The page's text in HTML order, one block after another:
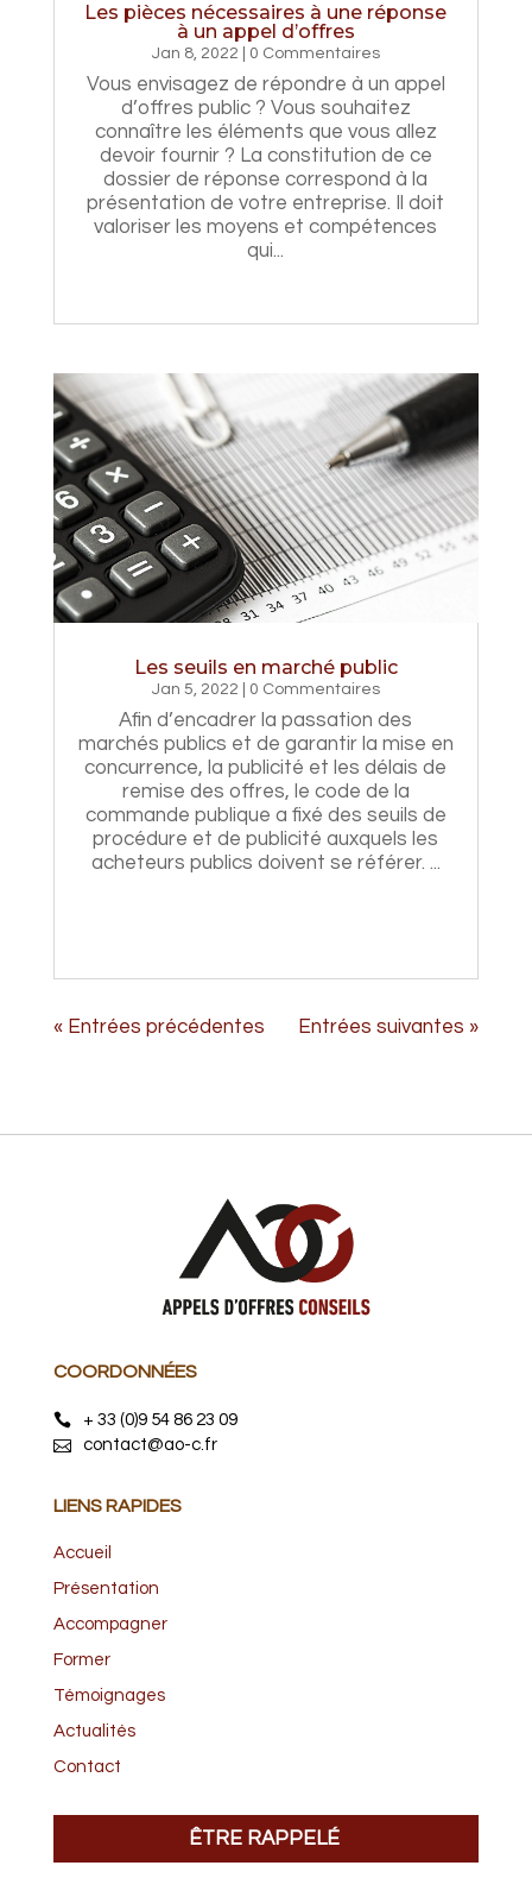
Les pièces nécessaires à une réponse
à un appel d’offres
Jan 8, 2022 | 0 Commentaires
Vous envisagez de répondre à un appel
d’offres public ? Vous souhaitez
connaître les éléments que vous allez
devoir fournir ? La constitution de ce
dossier de réponse correspond à la
présentation de votre entreprise. Il doit
valoriser les moyens et compétences
qui...
Les seuils en marché public
Jan 5, 2022 | 0 Commentaires
Afin d’encadrer la passation des
marchés publics et de garantir la mise en
concurrence, la publicité et les délais de
remise des offres, le code de la
commande publique a fixé des seuils de
procédure et de publicité auxquels les
acheteurs publics doivent se référer. ...
« Entrées précédentes Entrées suivantes »
COORDONNÉES
+ 33 (0)9 54 86 23 09
contact@ao-c.fr
LIENS RAPIDES
Accueil
Présentation
Accompagner
Former
Témoignages
Actualités
Contact
ÊTRE RAPPELÉ